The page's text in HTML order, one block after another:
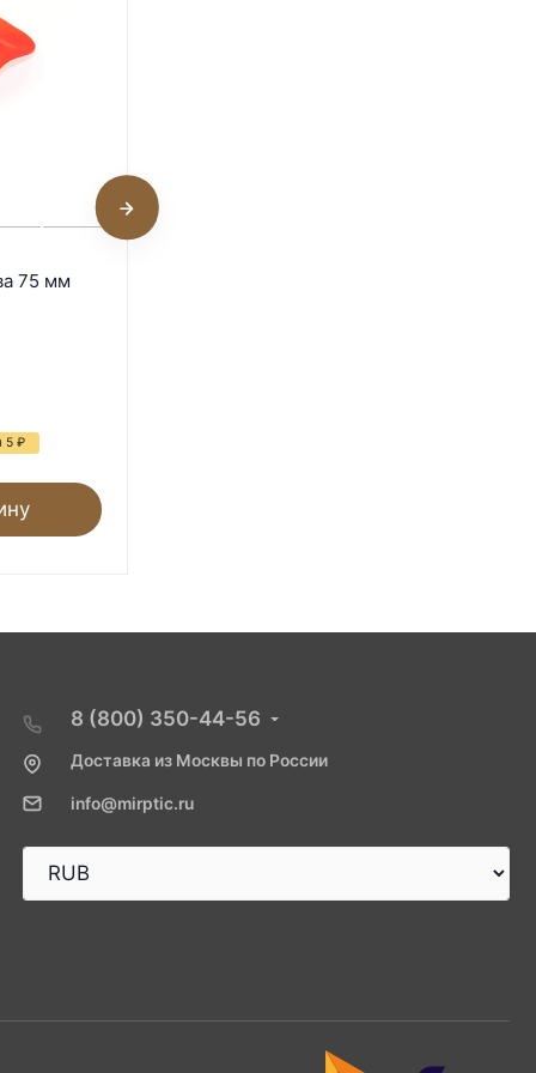
75 мм
5 ₽
8 (800) 350-44-56
Доставка из Москвы по России
info@mirptic.ru